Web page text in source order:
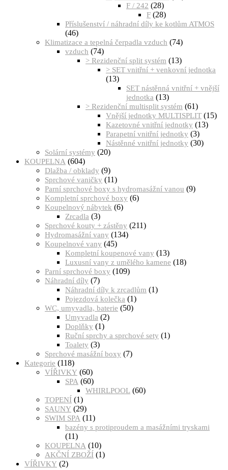
F / 242 (28)
F (28)
Příslušenství / náhradní díly ke kotlům ATMOS
(46)
Klimatizace a tepelná čerpadla vzduch (74)
vzduch (74)
> Rezidenční split systém (13)
> SET vnitřní + venkovní jednotka
(13)
SET nástěnná vnitřní + vnější
jednotka (13)
> Rezidenční multisplit systém (61)
Vnější jednotky MULTISPLIT (15)
Kazetovné vnitřní jednotky (13)
Parapetní vnitřní jednotky (3)
Nástěnné vnitřní jednotky (30)
Solární systémy (20)
KOUPELNA (604)
Dlažba / obklady (9)
Sprchové vaničky (11)
Parní sprchové boxy s hydromasážní vanou (9)
Kompletní sprchové boxy (6)
Koupelnový nábytek (6)
Zrcadla (3)
Sprchové kouty + zástěny (211)
Hydromasážní vany (134)
Koupelnové vany (45)
Kompletní koupenové vany (13)
Luxusní vany z umělého kamene (18)
Parní sprchové boxy (109)
Náhradní díly (7)
Náhradní díly k zrcadlům (1)
Pojezdová kolečka (1)
WC, umyvadla, baterie (50)
Umyvadla (2)
Doplňky (1)
Ruční sprchy a sprchové sety (1)
Toalety (3)
Sprchové masážní boxy (7)
Kategorie (118)
VÍŘIVKY (60)
SPA (60)
WHIRLPOOL (60)
TOPENÍ (1)
SAUNY (29)
SWIM SPA (11)
bazény s protiproudem a masážními tryskami
(11)
KOUPELNA (10)
AKČNÍ ZBOŽÍ (1)
VÍŘIVKY (2)